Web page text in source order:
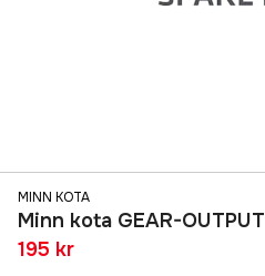
MINN KOTA
Minn kota GEAR-OUTPUT
195 kr